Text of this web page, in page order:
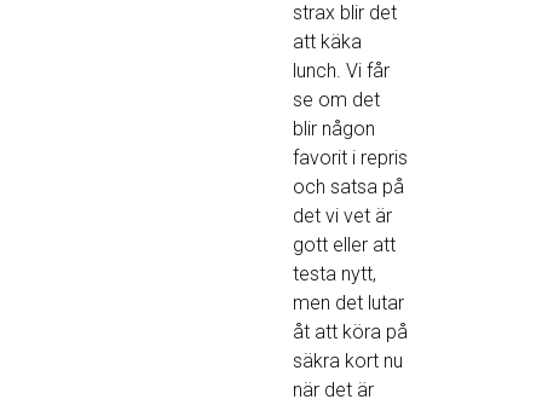
strax blir det
att käka
lunch. Vi får
se om det
blir någon
favorit i repris
och satsa på
det vi vet är
gott eller att
testa nytt,
men det lutar
åt att köra på
säkra kort nu
när det är